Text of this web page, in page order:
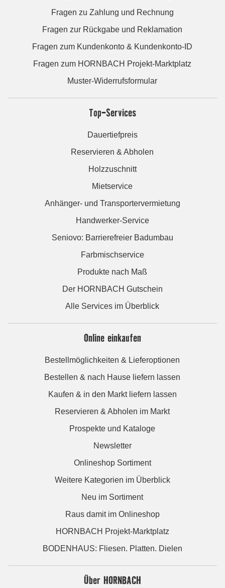
Fragen zu Zahlung und Rechnung
Fragen zur Rückgabe und Reklamation
Fragen zum Kundenkonto & Kundenkonto-ID
Fragen zum HORNBACH Projekt-Marktplatz
Muster-Widerrufsformular
Top-Services
Dauertiefpreis
Reservieren & Abholen
Holzzuschnitt
Mietservice
Anhänger- und Transportervermietung
Handwerker-Service
Seniovo: Barrierefreier Badumbau
Farbmischservice
Produkte nach Maß
Der HORNBACH Gutschein
Alle Services im Überblick
Online einkaufen
Bestellmöglichkeiten & Lieferoptionen
Bestellen & nach Hause liefern lassen
Kaufen & in den Markt liefern lassen
Reservieren & Abholen im Markt
Prospekte und Kataloge
Newsletter
Onlineshop Sortiment
Weitere Kategorien im Überblick
Neu im Sortiment
Raus damit im Onlineshop
HORNBACH Projekt-Marktplatz
BODENHAUS: Fliesen. Platten. Dielen
Über HORNBACH